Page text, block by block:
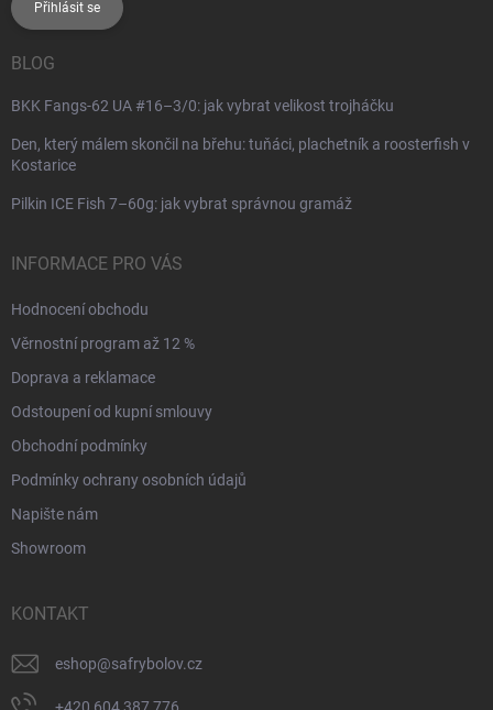
Přihlásit se
BLOG
BKK Fangs-62 UA #16–3/0: jak vybrat velikost trojháčku
Den, který málem skončil na břehu: tuňáci, plachetník a roosterfish v
Kostarice
Pilkin ICE Fish 7–60g: jak vybrat správnou gramáž
INFORMACE PRO VÁS
Hodnocení obchodu
Věrnostní program až 12 %
Doprava a reklamace
Odstoupení od kupní smlouvy
Obchodní podmínky
Podmínky ochrany osobních údajů
Napište nám
Showroom
KONTAKT
eshop@safrybolov.cz